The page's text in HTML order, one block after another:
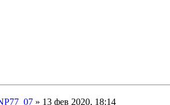
» 13 фев 2020, 18:14